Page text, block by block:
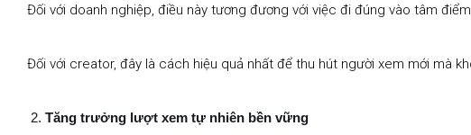
Đối với doanh nghiệp, điều này tương đương với việc đi đúng vào tâm
Đối với creator, đây là cách hiệu quả nhất để thu hút người xem mới mà
Tăng trưởng lượt xem tự nhiên bền vững